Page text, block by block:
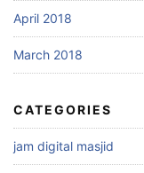
April 2018
March 2018
CATEGORIES
jam digital masjid